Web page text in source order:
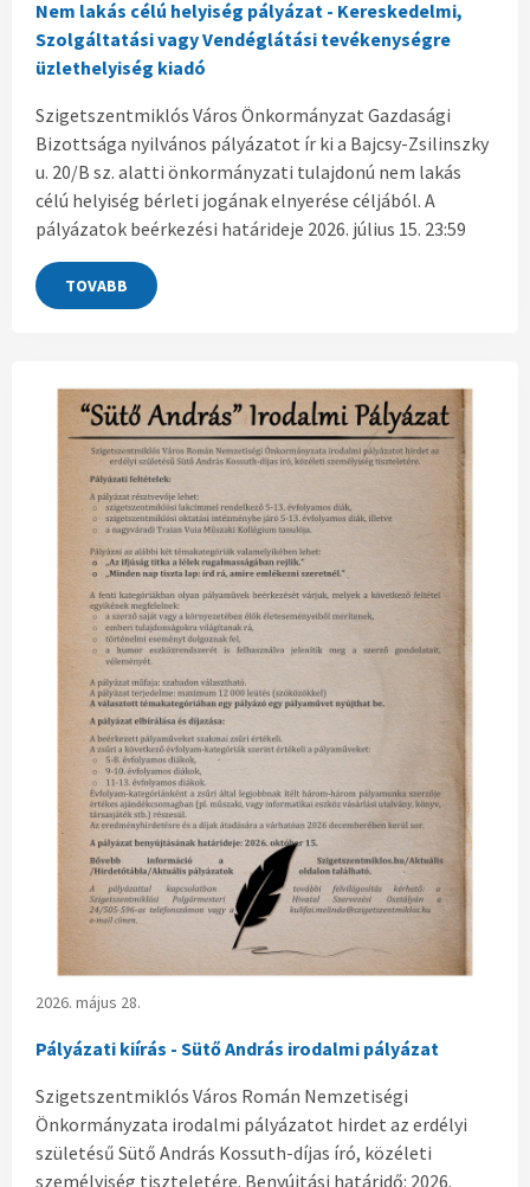
Nem lakás célú helyiség pályázat - Kereskedelmi,
Szolgáltatási vagy Vendéglátási tevékenységre
üzlethelyiség kiadó
Szigetszentmiklós Város Önkormányzat Gazdasági
Bizottsága nyilvános pályázatot ír ki a Bajcsy-Zsilinszky
u. 20/B sz. alatti önkormányzati tulajdonú nem lakás
célú helyiség bérleti jogának elnyerése céljából. A
pályázatok beérkezési határideje 2026. július 15. 23:59
TOVABB
2026. május 28.
Pályázati kiírás - Sütő András irodalmi pályázat
Szigetszentmiklós Város Román Nemzetiségi
Önkormányzata irodalmi pályázatot hirdet az erdélyi
születésű Sütő András Kossuth-díjas író, közéleti
személyiség tiszteletére. Benyújtási határidő: 2026.